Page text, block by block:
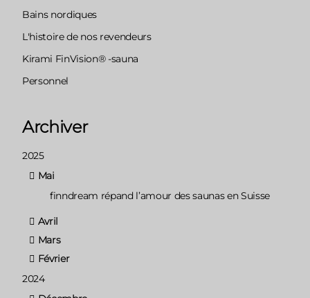
Bains nordiques
L'histoire de nos revendeurs
Kirami FinVision® -sauna
Personnel
Archiver
2025
Mai
finndream répand l’amour des saunas en Suisse
Avril
Mars
Février
2024